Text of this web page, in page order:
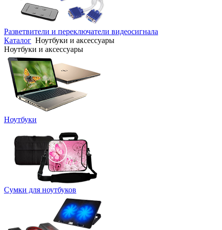
Разветвители и переключатели видеосигнала
Каталог Ноутбуки и аксессуары
Ноутбуки и аксессуары
Ноутбуки
Сумки для ноутбуков